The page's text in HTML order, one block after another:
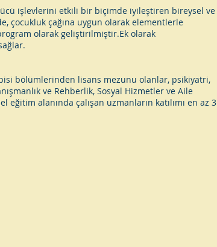
işlevlerini etkili bir biçimde iyileştiren bireysel ve
çocukluk çağına uygun olarak elementlerle
olarak geliştirilmiştir.Ek olarak
bölümlerinden lisans mezunu olanlar, psikiyatri,
ve Rehberlik, Sosyal Hizmetler ve Aile
eğitim alanında çalışan uzmanların katılımı en az 3